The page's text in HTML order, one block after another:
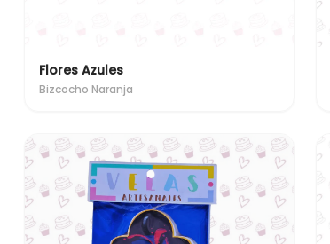
Flores Azules
Bizcocho Naranja